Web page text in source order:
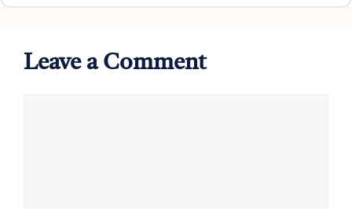
Leave a Comment